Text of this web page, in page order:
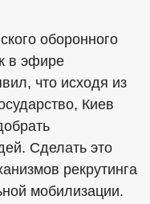
оборонного
в эфире
что исходя из
Киев
Сделать это
рекрутинга
мобилизации.